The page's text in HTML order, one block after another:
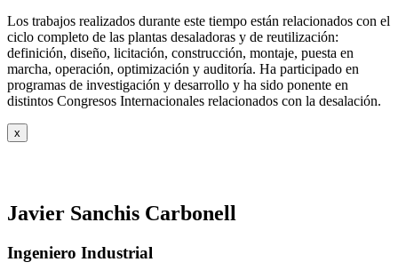
Los trabajos realizados durante este tiempo están relacionados con el
ciclo completo de las plantas desaladoras y de reutilización:
definición, diseño, licitación, construcción, montaje, puesta en
marcha, operación, optimización y auditoría. Ha participado en
programas de investigación y desarrollo y ha sido ponente en
distintos Congresos Internacionales relacionados con la desalación.
x
Javier Sanchis Carbonell
Ingeniero Industrial